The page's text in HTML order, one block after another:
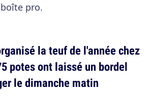
pro.
la teuf de l'année chez
potes ont laissé un bordel
le dimanche matin